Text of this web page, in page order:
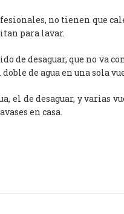
no tienen que
para lavar.
desaguar, que no va
de agua en una sola
el de desaguar, y varias
en casa.